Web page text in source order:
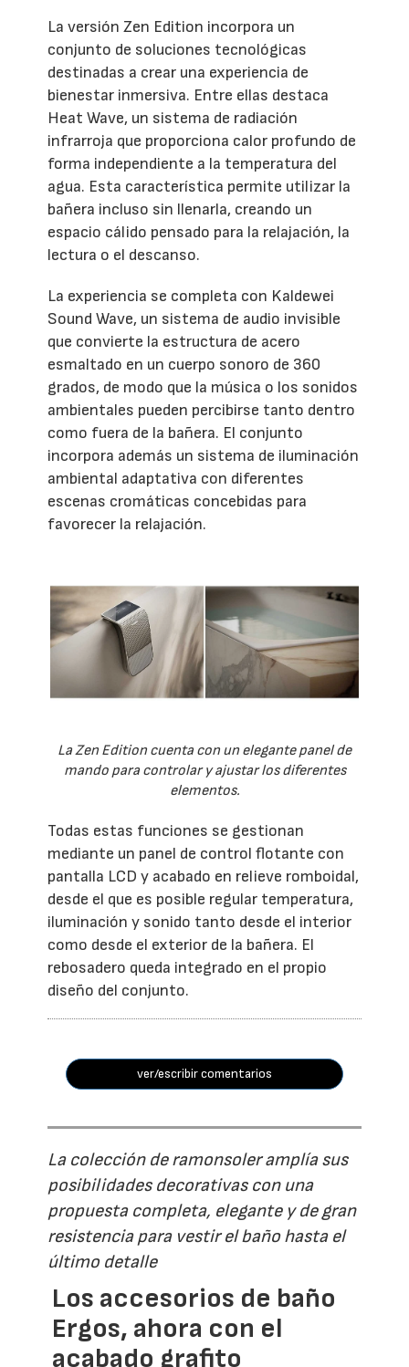
La versión Zen Edition incorpora un
conjunto de soluciones tecnológicas
destinadas a crear una experiencia de
bienestar inmersiva. Entre ellas destaca
Heat Wave, un sistema de radiación
infrarroja que proporciona calor profundo de
forma independiente a la temperatura del
agua. Esta característica permite utilizar la
bañera incluso sin llenarla, creando un
espacio cálido pensado para la relajación, la
lectura o el descanso.
La experiencia se completa con Kaldewei
Sound Wave, un sistema de audio invisible
que convierte la estructura de acero
esmaltado en un cuerpo sonoro de 360
grados, de modo que la música o los sonidos
ambientales pueden percibirse tanto dentro
como fuera de la bañera. El conjunto
incorpora además un sistema de iluminación
ambiental adaptativa con diferentes
escenas cromáticas concebidas para
favorecer la relajación.
La Zen Edition cuenta con un elegante panel de
mando para controlar y ajustar los diferentes
elementos.
Todas estas funciones se gestionan
mediante un panel de control flotante con
pantalla LCD y acabado en relieve romboidal,
desde el que es posible regular temperatura,
iluminación y sonido tanto desde el interior
como desde el exterior de la bañera. El
rebosadero queda integrado en el propio
diseño del conjunto.
ver/escribir comentarios
La colección de ramonsoler amplía sus
posibilidades decorativas con una
propuesta completa, elegante y de gran
resistencia para vestir el baño hasta el
último detalle
Los accesorios de baño
Ergos, ahora con el
acabado grafito